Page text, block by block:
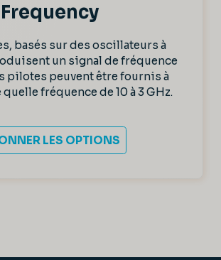
basés sur des oscillateurs à
un signal de fréquence
pilotes peuvent être fournis à
fréquence de 10 à 3 GHz.
LES OPTIONS